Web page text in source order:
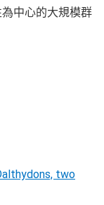
中心的大規模群